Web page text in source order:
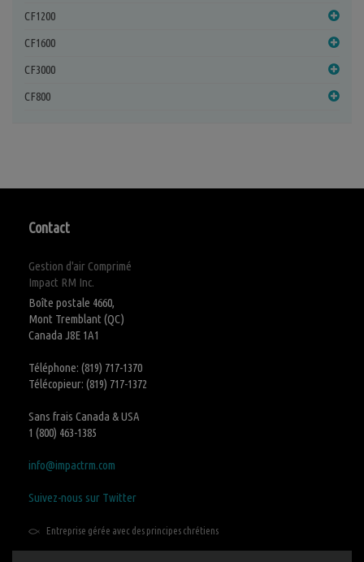
CF1200
CF1600
CF3000
CF800
Contact
Gestion d'air Comprimé
Impact RM Inc.
Boîte postale 4660,
Mont Tremblant (QC)
Canada J8E 1A1
Téléphone: (819) 717-1370
Télécopieur: (819) 717-1372
Sans frais Canada & USA
1 (800) 463-1385
info@impactrm.com
Suivez-nous sur Twitter
Entreprise gérée avec des principes chrétiens